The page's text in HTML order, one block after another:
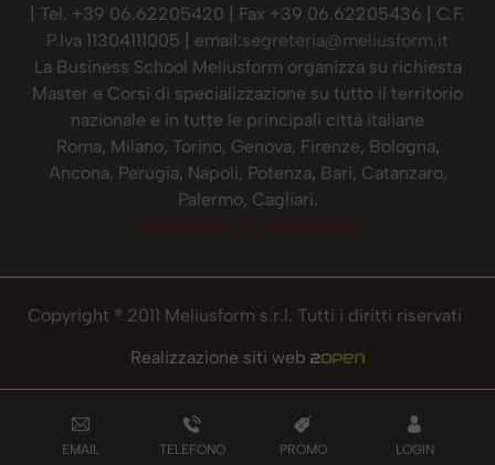
EMAIL TELEFONO PROMO LOGIN
| Tel. +39 06.62205420 | Fax +39 06.62205436 | C.F.
P.Iva 11304111005 | email:segreteria@meliusform.it
La Business School Meliusform organizza su richiesta
Master e Corsi di specializzazione su tutto il territorio
nazionale e in tutte le principali città italiane
Roma, Milano, Torino, Genova, Firenze, Bologna,
Ancona, Perugia, Napoli, Potenza, Bari, Catanzaro,
Palermo, Cagliari.
Privacy Policy Cookie Policy
Copyright ® 2011 Meliusform s.r.l. Tutti i diritti riservati
Realizzazione siti web